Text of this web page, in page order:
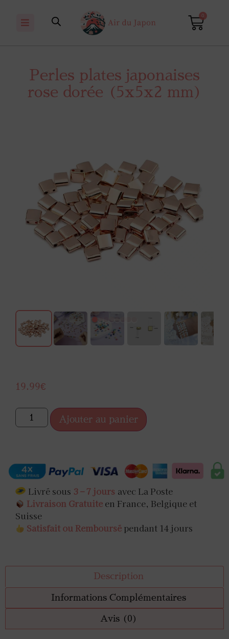
0
Perles plates japonaises
rose dorée (5x5x2 mm)
19.99€
Ajouter au panier
Livré sous 3 – 7 jours avec La Poste
Livraison Gratuite en France, Belgique et
Suisse
Satisfait ou Remboursé pendant 14 jours
Description
Informations Complémentaires
Avis (0)